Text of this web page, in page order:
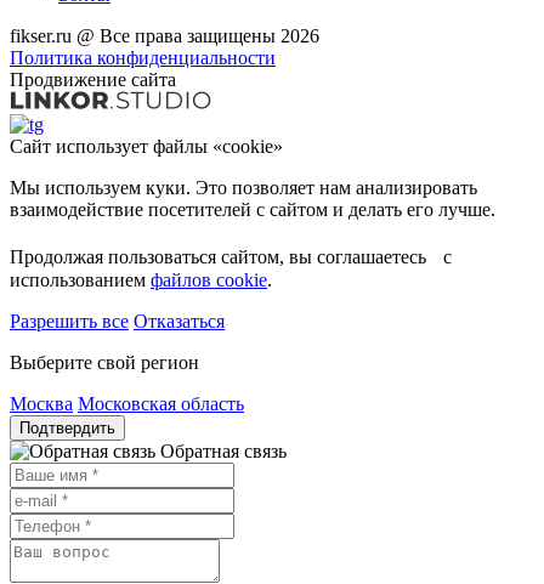
fikser.ru @ Все права защищены 2026
Политика конфиденциальности
Продвижение сайта
Сайт использует файлы «cookie»
Мы используем куки. Это позволяет нам анализировать
взаимодействие посетителей с сайтом и делать его лучше.
Продолжая пользоваться сайтом, вы соглашаетесь с
использованием файлов cookie.
Разрешить все Отказаться
Выберите свой регион
Москва Московская область
Подтвердить
Обратная связь